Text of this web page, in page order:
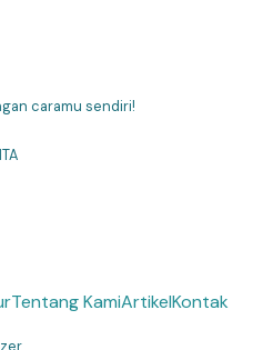
caramu sendiri!
Tentang KamiArtikelKontak